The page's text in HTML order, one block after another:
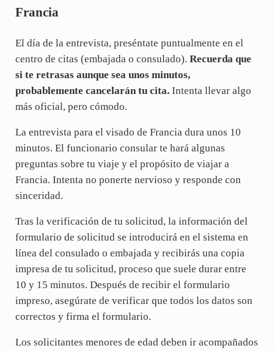
Francia
El día de la entrevista, preséntate puntualmente en el
centro de citas (embajada o consulado). Recuerda que
si te retrasas aunque sea unos minutos,
probablemente cancelarán tu cita.Intenta llevar algo
más oficial, pero cómodo.
La entrevista para el visado de Francia dura unos 10
minutos. El funcionario consular te hará algunas
preguntas sobre tu viaje y el propósito de viajar a
Francia. Intenta no ponerte nervioso y responde con
sinceridad.
Tras la verificación de tu solicitud, la información del
formulario de solicitud se introducirá en el sistema en
línea del consulado o embajada y recibirás una copia
impresa de tu solicitud, proceso que suele durar entre
10 y 15 minutos. Después de recibir el formulario
impreso, asegúrate de verificar que todos los datos son
correctos y firma el formulario.
Los solicitantes menores de edad deben ir acompañados